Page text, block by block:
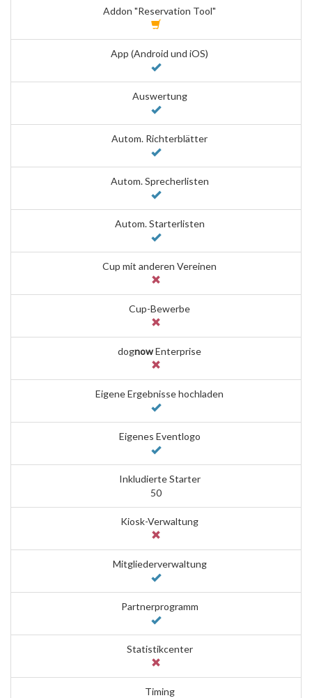
Addon "Reservation Tool"
App (Android und iOS)
Auswertung
Autom. Richterblätter
Autom. Sprecherlisten
Autom. Starterlisten
Cup mit anderen Vereinen
Cup-Bewerbe
dognowEnterprise
Eigene Ergebnisse hochladen
Eigenes Eventlogo
Inkludierte Starter
50
Kiosk-Verwaltung
Mitgliederverwaltung
Partnerprogramm
Statistikcenter
Timing